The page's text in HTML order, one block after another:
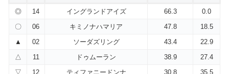
◎ 14 イングランドアイズ 66.3
0.0
〇
06 キミノナハマリア 47.8
18.5
▲
02 ソーダズリング 43.4
22.9
△
11 ドゥムーラン 38.9
27.4
▽
12 ティファニードンナ 30.8
35.5